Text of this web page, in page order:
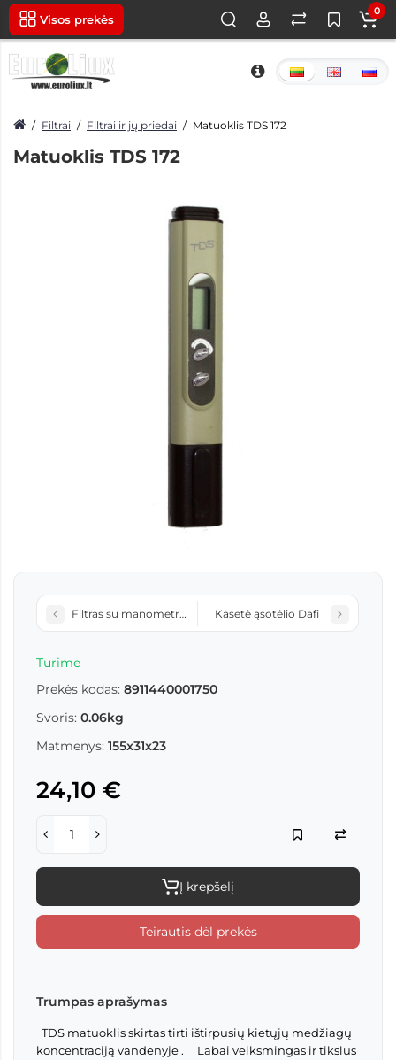
Visos prekės
0
Filtrai Filtrai ir jų priedai Matuoklis TDS 172
Matuoklis TDS 172
Filtras su manometru 772A 3/4Kasetė ąsotėlio Dafi
Turime
Prekės kodas: 8911440001750
Svoris: 0.06kg
Matmenys: 155x31x23
24,10 €
Į krepšelį
Teirautis dėl prekės
Trumpas aprašymas
TDS matuoklis skirtas tirti ištirpusių kietųjų medžiagų
koncentraciją vandenyje . Labai veiksmingas ir tikslus